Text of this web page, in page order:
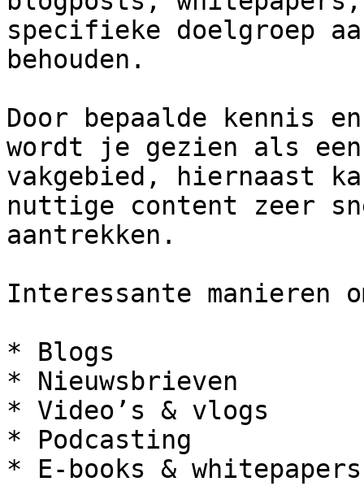
specifieke doelgroep
behouden.
Door bepaalde kennis
wordt je gezien als
vakgebied, hiernaast
nuttige content zeer
aantrekken.
Interessante manieren
* Blogs
* Nieuwsbrieven
* Video’s & vlogs
* Podcasting